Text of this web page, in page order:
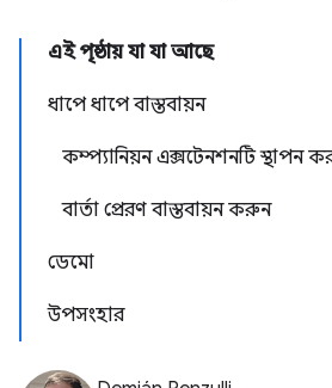
এই পৃষ্ঠায় যা যা আছে
ধাপে ধাপে বাস্তবায়ন
কম্প্যানিয়ন এক্সটেনশনটি স্থাপন
বার্তা প্রেরণ বাস্তবায়ন করুন
ডেমো
উপসংহার